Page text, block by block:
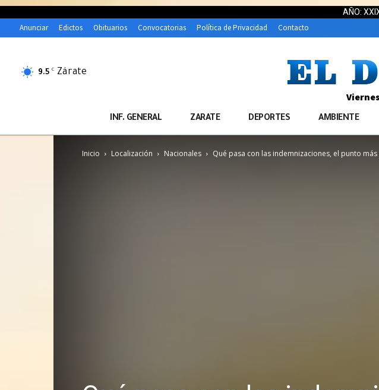
AÑO:
Anunciar Edictos Obituarios Convocatorias Política de Privacidad Contacto
9.5 C Zárate
INF. GENERAL ZARATE DEPORTES AMBIENTE
Inicio Localización Nacionales Qué pasa con las indemnizaciones, el punto